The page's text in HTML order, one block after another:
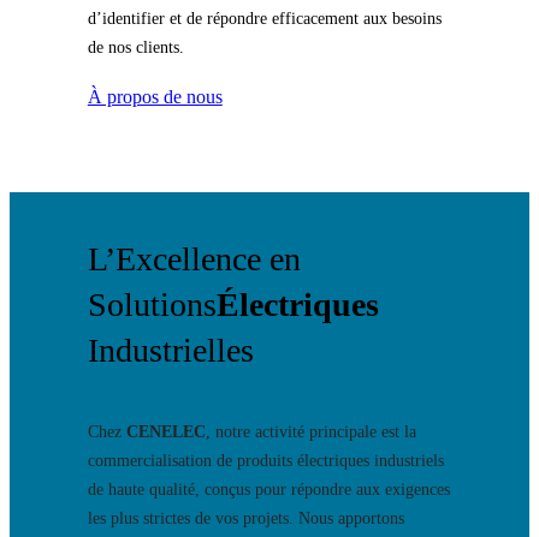
d’identifier et de répondre efficacement aux besoins
de nos clients.
À propos de nous
L’Excellence en
SolutionsÉlectriques
Industrielles
Chez CENELEC, notre activité principale est la
commercialisation de produits électriques industriels
de haute qualité, conçus pour répondre aux exigences
les plus strictes de vos projets. Nous apportons